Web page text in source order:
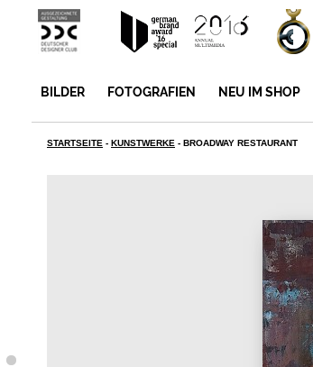
BILDER FOTOGRAFIEN NEU IM SHOP
STARTSEITE - KUNSTWERKE - BROADWAY RESTAURANT